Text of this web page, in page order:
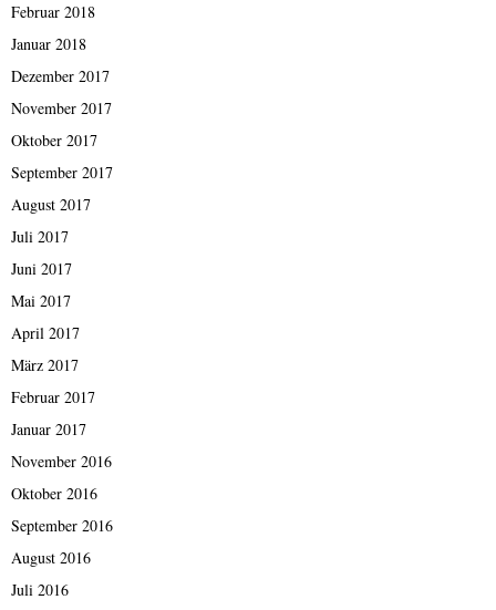
Februar 2018
Januar 2018
Dezember 2017
November 2017
Oktober 2017
September 2017
August 2017
Juli 2017
Juni 2017
Mai 2017
April 2017
März 2017
Februar 2017
Januar 2017
November 2016
Oktober 2016
September 2016
August 2016
Juli 2016